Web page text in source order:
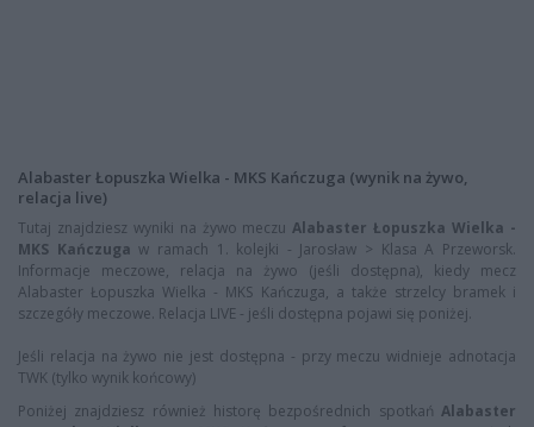
Alabaster Łopuszka Wielka - MKS Kańczuga (wynik na żywo,
relacja live)
Tutaj znajdziesz wyniki na żywo meczuAlabaster Łopuszka Wielka -
MKS Kańczuga w ramach 1. kolejki - Jarosław > Klasa A Przeworsk.
Informacje meczowe, relacja na żywo (jeśli dostępna), kiedy mecz
Alabaster Łopuszka Wielka - MKS Kańczuga, a także strzelcy bramek i
szczegóły meczowe. Relacja LIVE - jeśli dostępna pojawi się poniżej.
Jeśli relacja na żywo nie jest dostępna - przy meczu widnieje adnotacja
TWK (tylko wynik końcowy)
Poniżej znajdziesz również historę bezpośrednich spotkań Alabaster